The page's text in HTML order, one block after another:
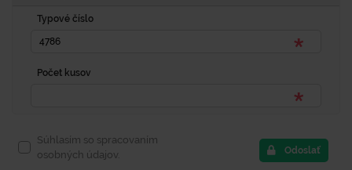
Typové číslo
Počet kusov
Súhlasím so spracovaním
osobných údajov.
Odoslať